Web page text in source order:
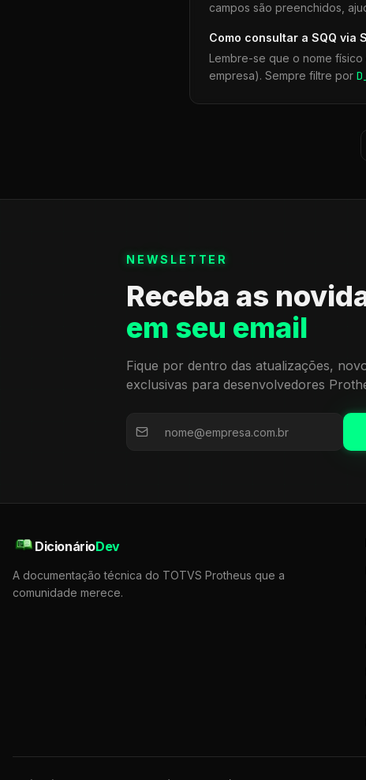
campos são preenchidos,
Como consultar a SQQ via
Lembre-se que o nome
empresa). Sempre filtre por
NEWSLETTER
Receba as
em seu email
Fique por dentro das atualizações,
exclusivas para desenvolvedores
DicionárioDev
A documentação técnica do TOTVS Protheus que a
comunidade merece.